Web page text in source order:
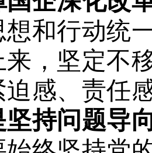
想和行动统
来，坚定不
迫感、责任
坚持问题导